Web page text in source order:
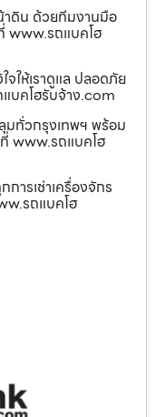
ดิน ด้วยทีมงานมือ
www.รถแบคโฮ
ให้เราดูแล ปลอดภัย
แบคโฮรับจ้าง.com
มทั่วกรุงเทพฯ พร้อม
www.รถแบคโฮ
ารเช่าเครื่องจักร
รถแบคโฮ